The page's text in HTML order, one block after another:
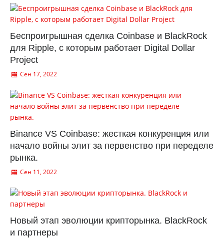
Беспроигрышная сделка Coinbase и BlackRock
для Ripple, с которым работает Digital Dollar
Project
Сен 17, 2022
Binance VS Coinbase: жесткая конкуренция или
начало войны элит за первенство при переделе
рынка.
Сен 11, 2022
Новый этап эволюции крипторынка. BlackRock
и партнеры